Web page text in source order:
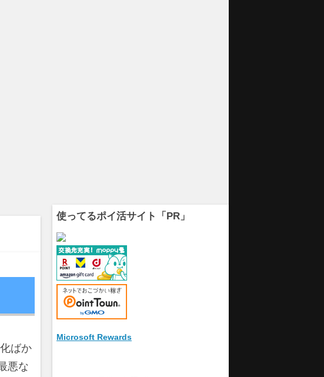
ばか
悪な
使ってるポイ活サイト「PR」
Microsoft Rewards